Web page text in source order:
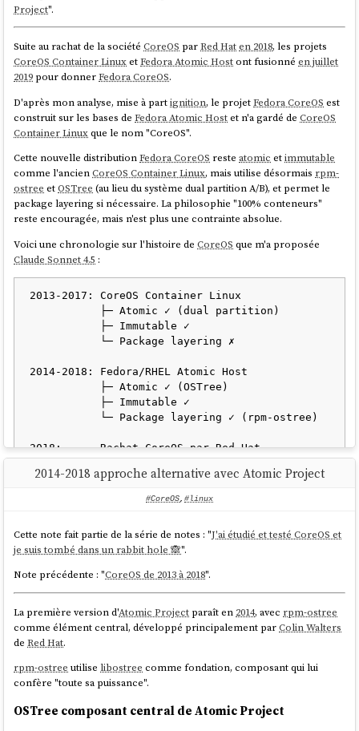
Note suivante : "L'utilisation de OSTree par Flatpak".
Lors de mes tests d'upgrade de
(environ n-10), j'ai constaté que la transition vers la dernière version ne
se faisait pas directement mais nécessitait le passage par des versions
intermédiaires.
J'ai découvert queCoreOSmaintient
d'upgrade requis. Certaines versions intermédiaires doivent être
installées pour gérer desbreaking changes, comme la migration de
configurations.
zincati
Un autre composant important deFedora CoreOSestzincati, le
service responsable de l'exécution des mises à jour automatiques.
prudence de déploiement (rollout_wariness) et de lastratégie de
mise à jour:immediate
semaine).
CoreOSutilisant par défaut la stratégieimmediate
automatiquement les nouvelles releases dès le premier démarrage et
lance immédiatement leur téléchargement, suivi d'un redémarrage.
très rapide.
permet également decoordonner les mises à jour de plusieurs
, fonctionnalité particulièrement utile dans le contexte d'un
. Je n'ai pas encore testé cette fonctionnalité.
composefs, un filesystem spécialement créé pour les
besoins des distributions atomic".
Project".
Suite au rachat de la sociétéCoreOS parRed Hat en 2018, les projets
CoreOS Container LinuxetFedora Atomic Hostont fusionnéen juillet
2019 pour donnerFedora CoreOS.
D'après mon analyse, mise à partignition, le projetFedora CoreOS est
construit sur les bases deFedora Atomic Hostet n'a gardé deCoreOS
Container Linuxque le nom "CoreOS".
Cette nouvelle distributionFedora CoreOS resteatomic etimmutable
comme l'ancienCoreOS Container Linux, mais utilise désormais rpm-
ostree etOSTree (au lieu du système dual partition A/B), et permet le
package layering si nécessaire. La philosophie "100% conteneurs"
reste encouragée, mais n'est plus une contrainte absolue.
Voici une chronologie sur l'histoire deCoreOS que m'a proposée
Claude Sonnet 4.5 :
2013-2017: CoreOS Container Linux
2014-2018: Fedora/RHEL Atomic Host
2018:      Rachat CoreOS par Red Hat
2019+:     Fedora CoreOS (fusion des deux)
mais découragé)
           └─ Philosophie: conteneurs first,
Note suivante : "Quelques outils CoreOS : coreos-installer, graphe de
migration et zincati".
2014-2018 approche alternative avec Atomic Project
#CoreOS, #linux
Cette note fait partie de la série de notes : "J'ai étudié et testé CoreOS et
je suis tombé dans un rabbit hole 🙈".
Note précédente : "CoreOS de 2013 à 2018".
La première version d'Atomic Project paraît en 2014, avec rpm-ostree
comme élément central, développé principalement parColin Walters
deRed Hat.
rpm-ostree utilise libostree comme fondation, composant qui lui
confère "toute sa puissance".
OSTree composant central de Atomic Project